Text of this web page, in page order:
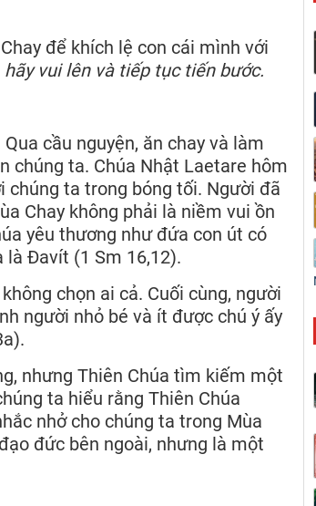
để khích lệ con cái mình với
vui lên và tiếp tục tiến bước.
cầu nguyện, ăn chay và làm
chúng ta. Chúa Nhật Laetare hôm
chúng ta trong bóng tối. Người đã
Chay không phải là niềm vui ồn
yêu thương như đứa con út có
Đavít (1 Sm 16,12).
chọn ai cả. Cuối cùng, người
người nhỏ bé và ít được chú ý ấy
nhưng Thiên Chúa tìm kiếm một
ta hiểu rằng Thiên Chúa
nhở cho chúng ta trong Mùa
đức bên ngoài, nhưng là một